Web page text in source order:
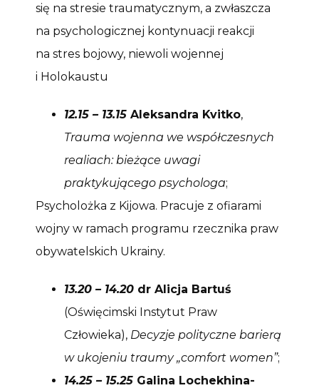
się na stresie traumatycznym, a zwłaszcza
na psychologicznej kontynuacji reakcji
na stres bojowy, niewoli wojennej
i Holokaustu
12.15 – 13.15 Aleksandra Kvitko,
Trauma wojenna we współczesnych
realiach: bieżące uwagi
praktykującego psychologa;
Psycholożka z Kijowa. Pracuje z ofiarami
wojny w ramach programu rzecznika praw
obywatelskich Ukrainy.
13.20 – 14.20 dr Alicja Bartuś
(Oświęcimski Instytut Praw
Człowieka), Decyzje polityczne barierą
w ukojeniu traumy „comfort women”;
14.25 – 15.25 Galina Lochekhina-